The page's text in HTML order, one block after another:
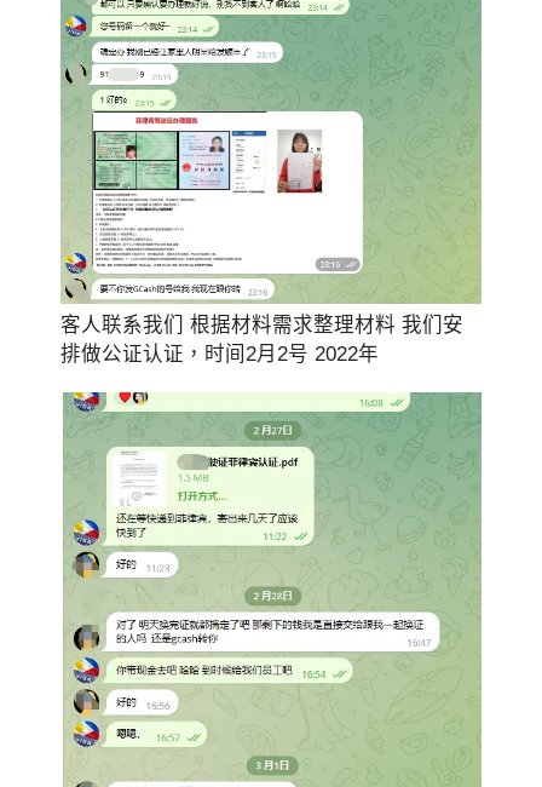
客人联系我们 根据材料需求整理材料 我们安
排做公证认证，时间2月2号 2022年